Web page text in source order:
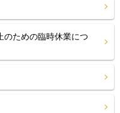
のための臨時休業につ